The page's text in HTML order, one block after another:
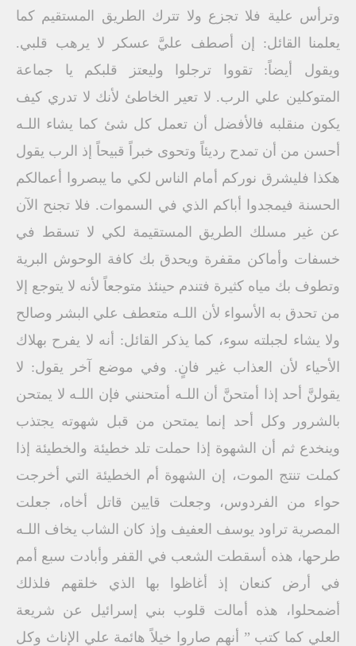
وترأس علية فلا تجزع ولا تترك الطريق المستقيم كما
يعلمنا القائل: إن أصطف عليَّ عسكر لا يرهب قلبي.
ويقول أيضاً: تقووا ترجلوا وليعتز قلبكم يا جماعة
المتوكلين علي الرب. لا تعير الخاطئ لأنك لا تدري كيف
يكون منقلبه فالأفضل أن تعمل كل شئ كما يشاء اللـه
أحسن من أن تمدح رديئاً وتحوى خبراً قبيحاً إذ الرب يقول
هكذا فليشرق نوركم أمام الناس لكي ما يبصروا أعمالكم
الحسنة فيمجدوا أباكم الذي في السموات. فلا تجنح الآن
عن غير مسلك الطريق المستقيمة لكي لا تسقط في
خسفات وأماكن مقفرة ويحدق بك كافة الوحوش البرية
وتطوف بك مياه كثيرة فتندم حينئذ متوجعاً لأنه لا يتوجع إلا
من تحدق به الأسواء لأن اللـه متعطف علي البشر وصالح
ولا يشاء لجبلته سوء، كما يذكر القائل: أنه لا يفرح بهلاك
الأحياء لأن العذاب غير فانٍ. وفي موضع آخر يقول: لا
يقولنَّ أحد إذا أمتحنَّ أن اللـه أمتحنني فإن اللـه لا يمتحن
بالشرور وكل أحد إنما يمتحن من قبل شهوته يجتذب
وينخدع ثم أن الشهوة إذا حملت تلد خطيئة والخطيئة إذا
كملت تنتج الموت، إن الشهوة أم الخطيئة التي أخرجت
حواء من الفردوس، وجعلت قايين قاتل أخاه، جعلت
المصرية تراود يوسف العفيف وإذ كان الشاب يخاف اللـه
طرحها، هذه أسقطت الشعب في القفر وأبادت سبع أمم
في أرض كنعان إذ أغاظوا بها الذي خلقهم فلذلك
أضمحلوا، هذه أمالت قلوب بني إسرائيل عن شريعة
العلي كما كتب ” أنهم صاروا خيلاً هائمة علي الإناث وكل